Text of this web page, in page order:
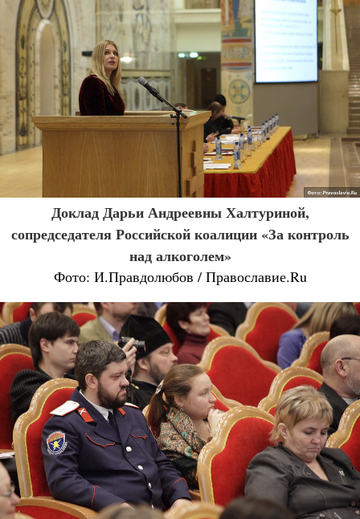
Доклад Дарьи Андреевны Халтуриной,
сопредседателя Российской коалиции «За контроль
над алкоголем»
Фото: И.Правдолюбов / Православие.Ru